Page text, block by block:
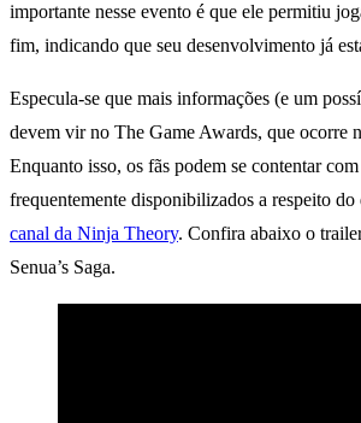
importante nesse evento é que ele permitiu
fim, indicando que seu desenvolvimento já
Especula-se que mais informações (e um
devem vir no The Game Awards, que ocorre
Enquanto isso, os fãs podem se contentar
frequentemente disponibilizados a respeito
canal da Ninja Theory. Confira abaixo o
Senua’s Saga.